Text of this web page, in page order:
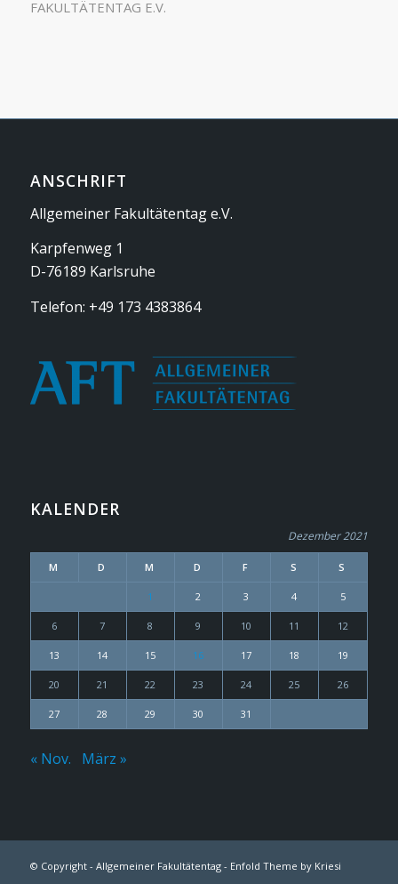
FAKULTÄTENTAG E.V.
ANSCHRIFT
Allgemeiner Fakultätentag e.V.
Karpfenweg 1
D-76189 Karlsruhe
Telefon: +49 173 4383864
KALENDER
Dezember 2021
M D M D F S S
1 2 3 4 5
6 7 8 9 10 11 12
13 14 15 16 17 18 19
20 21 22 23 24 25 26
27 28 29 30 31
« Nov. März »
© Copyright - Allgemeiner Fakultätentag- Enfold Theme by Kriesi